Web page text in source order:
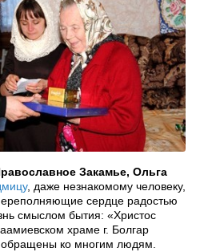
Закамье, Ольга
, даже незнакомому человеку,
сердце радостью
смыслом бытия: «Христос
храме г. Болгар
обращены ко многим людям.